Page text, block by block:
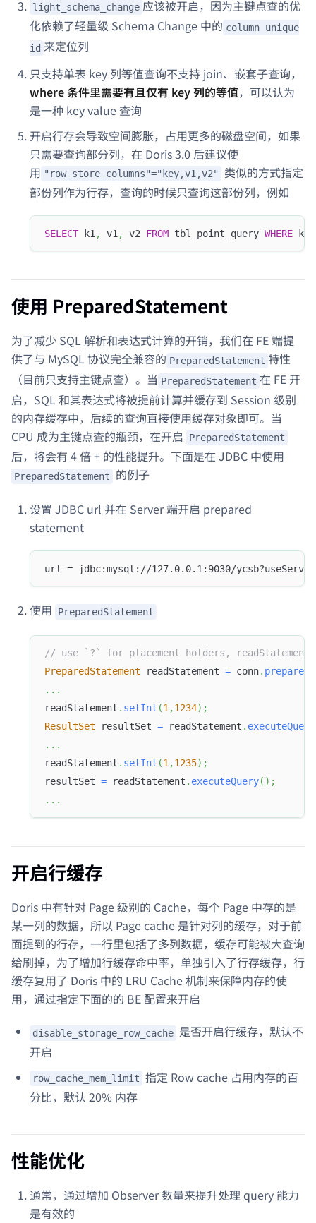
light_schema_change 应该被开启，因为主键点查的优
化依赖了轻量级 Schema Change 中的 column unique
id 来定位列
只支持单表 key 列等值查询不支持 join、嵌套子查询，
where 条件里需要有且仅有 key 列的等值，可以认为
是一种 key value 查询
开启行存会导致空间膨胀，占用更多的磁盘空间，如果
只需要查询部分列，在 Doris 3.0 后建议使
用 "row_store_columns"="key,v1,v2"
类似的方式指定
部份列作为行存，查询的时候只查询这部份列，例如
SELECT k1 , v1 , v2 FROM tbl_point_query WHERE k1
使用 PreparedStatement
为了减少 SQL 解析和表达式计算的开销，我们在 FE 端提
供了与 MySQL 协议完全兼容的 PreparedStatement 特性
（目前只支持主键点查）。当 PreparedStatement 在 FE 开
启，SQL 和其表达式将被提前计算并缓存到 Session 级别
的内存缓存中，后续的查询直接使用缓存对象即可。当
CPU 成为主键点查的瓶颈，在开启
PreparedStatement
后，将会有 4 倍 + 的性能提升。下面是在 JDBC 中使用
PreparedStatement 的例子
设置 JDBC url 并在 Server 端开启 prepared
statement
url = jdbc:mysql://127.0.0.1:9030/
使用 PreparedStatement
// use `?` for placement holders, readStatement
PreparedStatement readStatement = conn.
. . .
readStatement . setInt (1,1234) ;
ResultSet resultSet = readStatement . executeQuery
. . .
readStatement . setInt (1,1235) ;
resultSet = readStatement . executeQuery( ) ;
. . .
开启行缓存
Doris 中有针对 Page 级别的 Cache，每个 Page 中存的是
某一列的数据，所以 Page cache 是针对列的缓存，对于前
面提到的行存，一行里包括了多列数据，缓存可能被大查询
给刷掉，为了增加行缓存命中率，单独引入了行存缓存，行
缓存复用了 Doris 中的 LRU Cache 机制来保障内存的使
用，通过指定下面的的 BE 配置来开启
disable_storage_row_cache 是否开启行缓存，默认不
开启
row_cache_mem_limit 指定 Row cache 占用内存的百
分比，默认 20% 内存
性能优化
通常，通过增加 Observer 数量来提升处理 query 能力
是有效的